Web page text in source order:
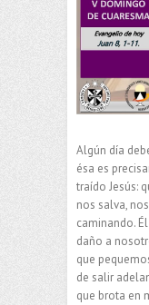
Algún día
ésa es
traído Jesús:
nos salva,
caminando.
daño a
que
de salir
que brota en